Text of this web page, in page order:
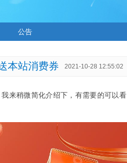
公告
本站消费券 2021-10-28 12:55:02
来稍微简化介绍下，有需要的可以看